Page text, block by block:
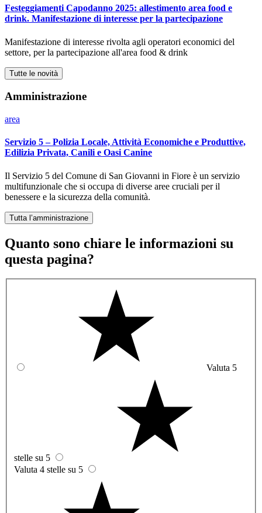
Festeggiamenti Capodanno 2025: allestimento area food e
drink. Manifestazione di interesse per la partecipazione
Manifestazione di interesse rivolta agli operatori economici del
settore, per la partecipazione all'area food & drink
Tutte le novità
Amministrazione
area
Servizio 5 – Polizia Locale, Attività Economiche e Produttive,
Edilizia Privata, Canili e Oasi Canine
Il Servizio 5 del Comune di San Giovanni in Fiore è un servizio
multifunzionale che si occupa di diverse aree cruciali per il
benessere e la sicurezza della comunità.
Tutta l’amministrazione
Quanto sono chiare le informazioni su
questa pagina?
Valuta 5
stelle su 5
Valuta 4 stelle su 5